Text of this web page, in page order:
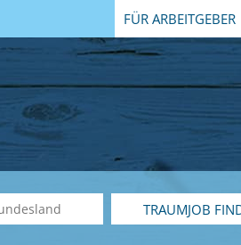
FÜR ARBEITGEBER
TRAUMJOB